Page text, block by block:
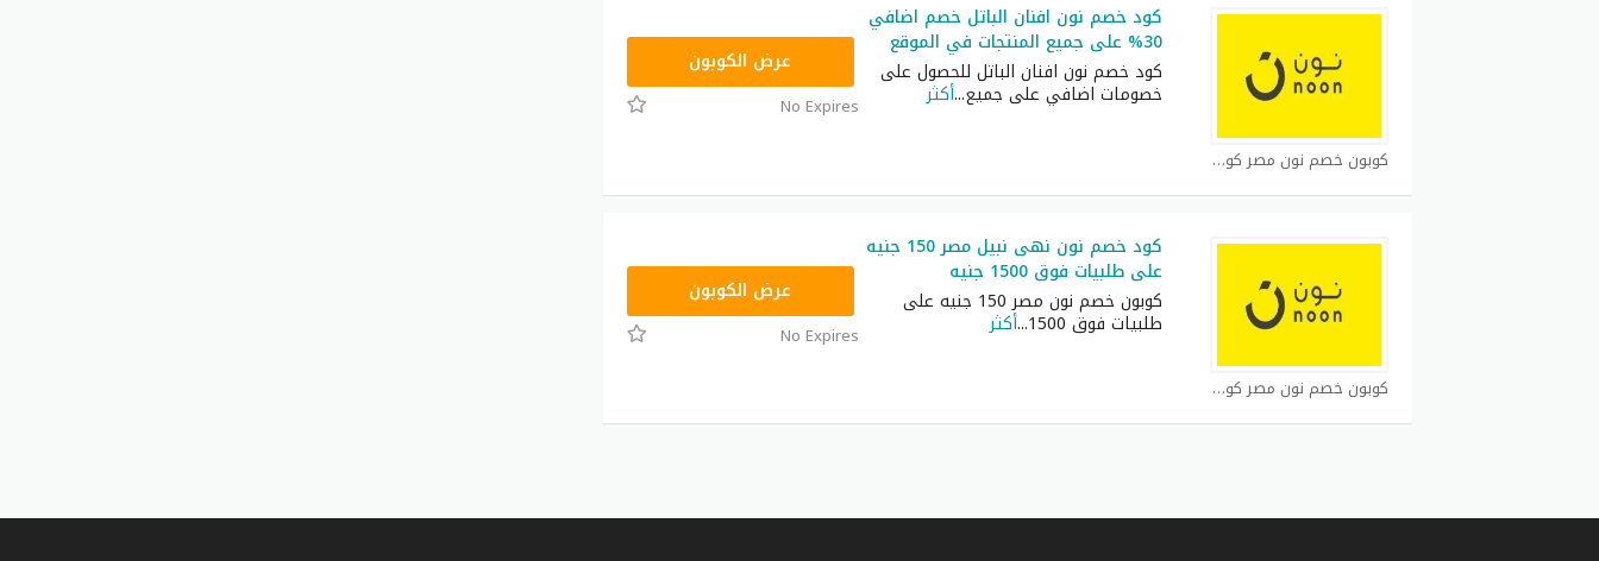
كوبون خصم نون مصر كوبون
كود خصم نون افنان الباتل خصم اضافي
30% على جميع المنتجات في الموقع
كود خصم نون افنان الباتل للحصول على
خصومات اضافي على جميع...أكثر
RRF24عرض الكوبون
No Expires
كوبون خصم نون مصر كوبون
كود خصم نون نهى نبيل مصر 150 جنيه
على طلبيات فوق 1500 جنيه
كوبون خصم نون مصر 150 جنيه على
طلبيات فوق 1500 ...أكثر
RRF24عرض الكوبون
No Expires